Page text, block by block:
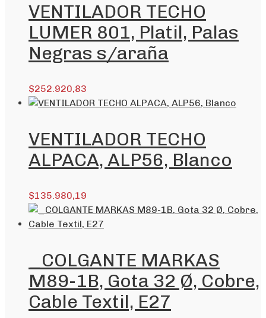
VENTILADOR TECHO
LUMER 801, Platil, Palas
Negras s/araña
$252.920,83
VENTILADOR TECHO
ALPACA, ALP56, Blanco
$135.980,19
_COLGANTE MARKAS
M89-1B, Gota 32 Ø, Cobre,
Cable Textil, E27